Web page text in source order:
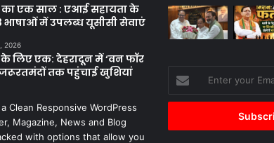
का एक साल : एआई सहायता के
भाषाओं में उपलब्ध यूसीसी सेवाएं
2026
लिए एक: देहरादून में ‘वन फॉर
तक पहुंचाई खुशियां
Clean Responsive WordPress
Magazine, News and Blog
with options that allow you
Enter
your
Email